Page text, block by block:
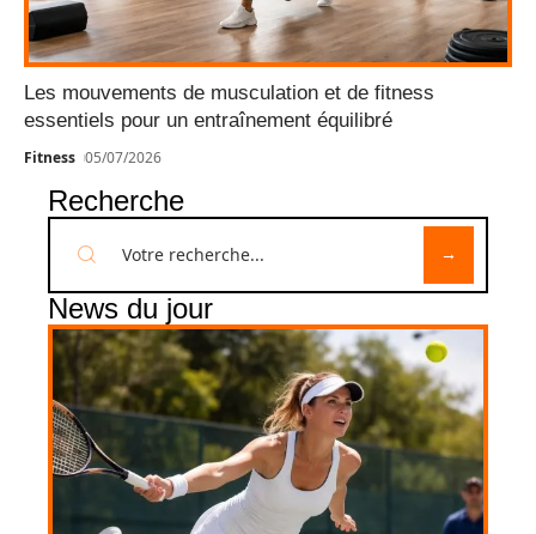
Les mouvements de musculation et de fitness
essentiels pour un entraînement équilibré
Fitness 05/07/2026
Recherche
News du jour